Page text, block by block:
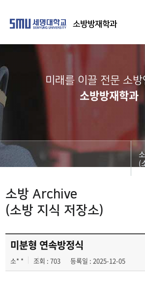
소방방재학과
미래를 이끌 전문 소방
소방방재학과
(
소방 Archive
(소방 지식 저장소)
미분형 연속방정식
소* * 조회 : 703 등록일 : 2025-12-05